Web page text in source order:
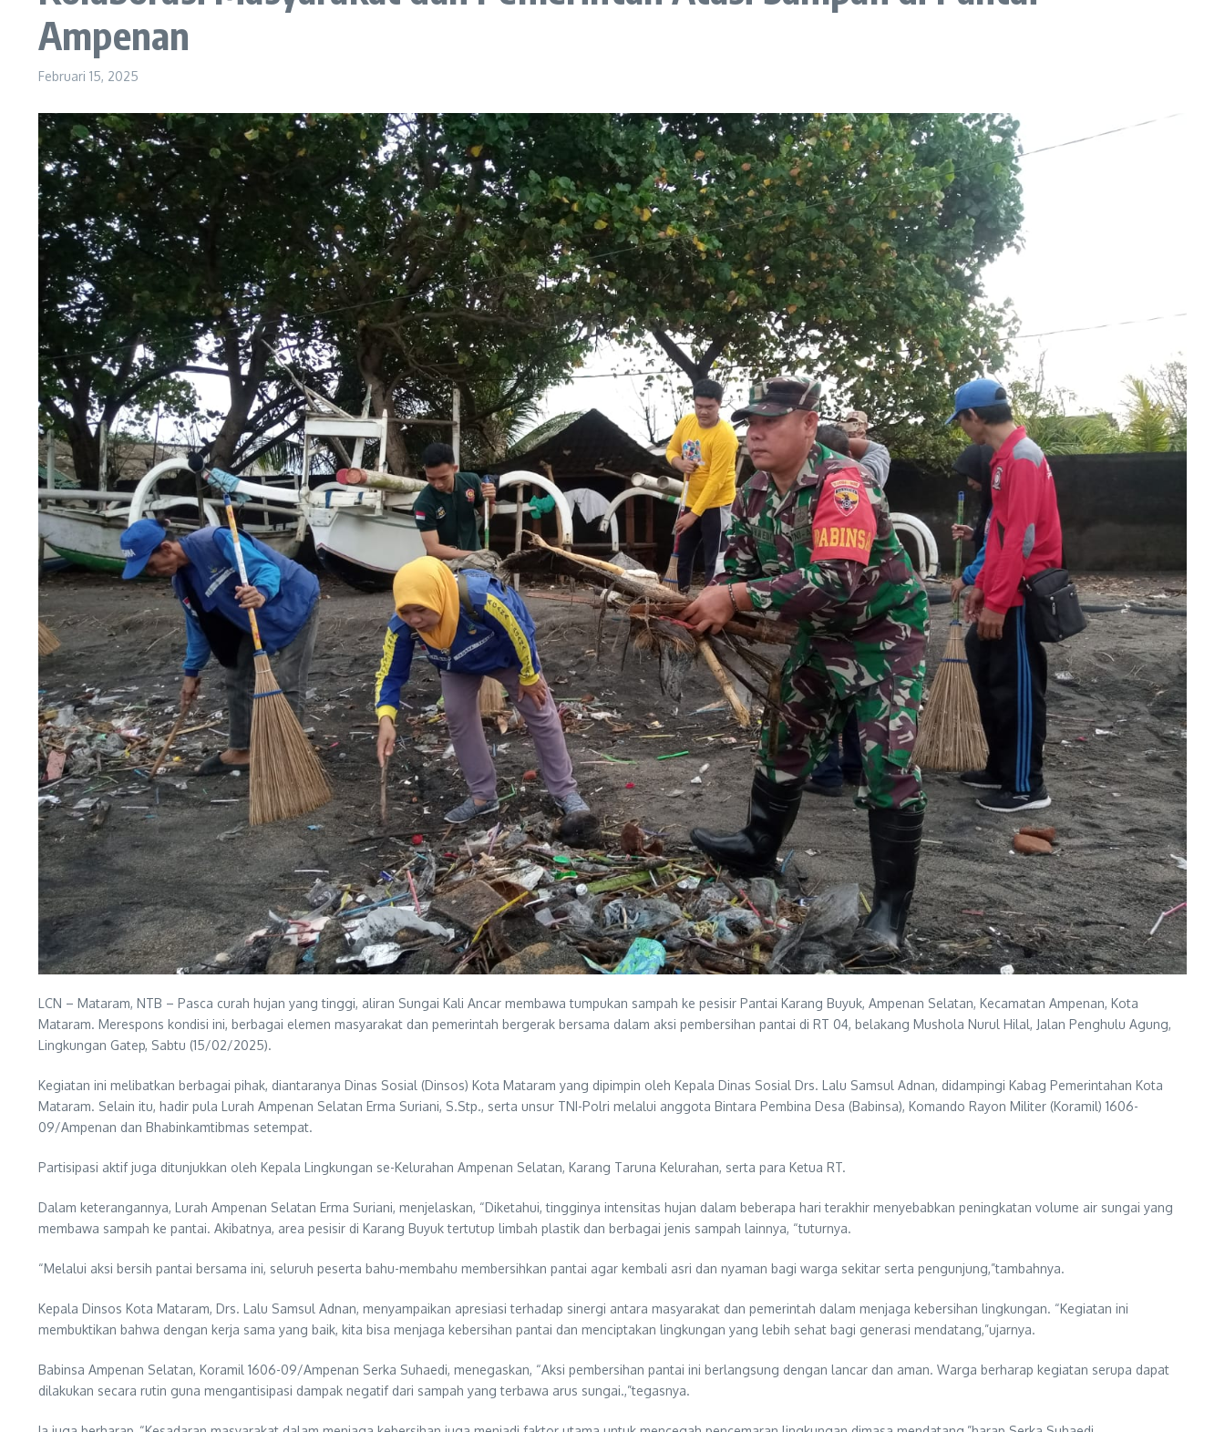
Ampenan
Februari 15, 2025
LCN – Mataram, NTB – Pasca curah hujan yang tinggi, aliran Sungai Kali Ancar membawa tumpukan sampah ke pesisir Pantai Karang Buyuk, Ampenan Selatan, Kecamatan Ampenan, Kota
Mataram. Merespons kondisi ini, berbagai elemen masyarakat dan pemerintah bergerak bersama dalam aksi pembersihan pantai di RT 04, belakang Mushola Nurul Hilal, Jalan Penghulu Agung,
Lingkungan Gatep, Sabtu (15/02/2025).
Kegiatan ini melibatkan berbagai pihak, diantaranya Dinas Sosial (Dinsos) Kota Mataram yang dipimpin oleh Kepala Dinas Sosial Drs. Lalu Samsul Adnan, didampingi Kabag Pemerintahan Kota
Mataram. Selain itu, hadir pula Lurah Ampenan Selatan Erma Suriani, S.Stp., serta unsur TNI-Polri melalui anggota Bintara Pembina Desa (Babinsa), Komando Rayon Militer (Koramil) 1606-
09/Ampenan dan Bhabinkamtibmas setempat.
Partisipasi aktif juga ditunjukkan oleh Kepala Lingkungan se-Kelurahan Ampenan Selatan, Karang Taruna Kelurahan, serta para Ketua RT.
Dalam keterangannya, Lurah Ampenan Selatan Erma Suriani, menjelaskan, “Diketahui, tingginya intensitas hujan dalam beberapa hari terakhir menyebabkan peningkatan volume air sungai yang
membawa sampah ke pantai. Akibatnya, area pesisir di Karang Buyuk tertutup limbah plastik dan berbagai jenis sampah lainnya, “tuturnya.
“Melalui aksi bersih pantai bersama ini, seluruh peserta bahu-membahu membersihkan pantai agar kembali asri dan nyaman bagi warga sekitar serta pengunjung,”tambahnya.
Kepala Dinsos Kota Mataram, Drs. Lalu Samsul Adnan, menyampaikan apresiasi terhadap sinergi antara masyarakat dan pemerintah dalam menjaga kebersihan lingkungan. “Kegiatan ini
membuktikan bahwa dengan kerja sama yang baik, kita bisa menjaga kebersihan pantai dan menciptakan lingkungan yang lebih sehat bagi generasi mendatang,”ujarnya.
Babinsa Ampenan Selatan, Koramil 1606-09/Ampenan Serka Suhaedi, menegaskan, “Aksi pembersihan pantai ini berlangsung dengan lancar dan aman. Warga berharap kegiatan serupa dapat
dilakukan secara rutin guna mengantisipasi dampak negatif dari sampah yang terbawa arus sungai.,”tegasnya.